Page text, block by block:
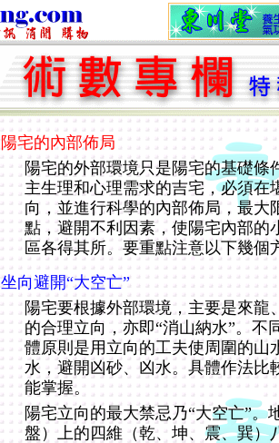
陽宅的內部佈局
陽宅的外部環境只是陽宅的基礎條
主生理和心理需求的吉宅，必須在
向，並進行科學的內部佈局，最大
點，避開不利因素，使陽宅內部的
區各得其所。要重點注意以下幾個
坐向避開“大空亡”
陽宅要根據外部環境，主要是來龍
的合理立向，亦即“消山納水”。不
體原則是用立向的工夫使周圍的山
水，避開凶砂、凶水。具體作法比
能掌握。
陽宅立向的最大禁忌乃“大空亡”。
盤）上的四維（乾、坤、震、巽）